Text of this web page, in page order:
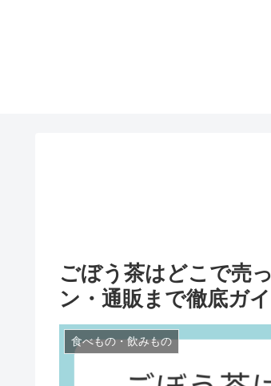
ごぼう茶はどこで売
ン・通販まで徹底ガ
食べもの・飲みもの